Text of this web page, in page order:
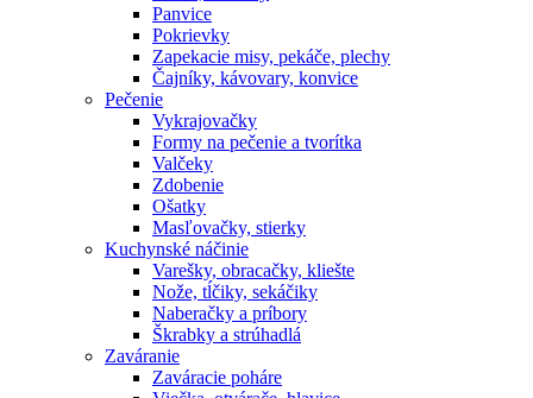
Panvice
Pokrievky
Zapekacie misy, pekáče, plechy
Čajníky, kávovary, konvice
Pečenie
Vykrajovačky
Formy na pečenie a tvorítka
Valčeky
Zdobenie
Ošatky
Masľovačky, stierky
Kuchynské náčinie
Varešky, obracačky, kliešte
Nože, tĺčiky, sekáčiky
Naberačky a príbory
Škrabky a strúhadlá
Zaváranie
Zaváracie poháre